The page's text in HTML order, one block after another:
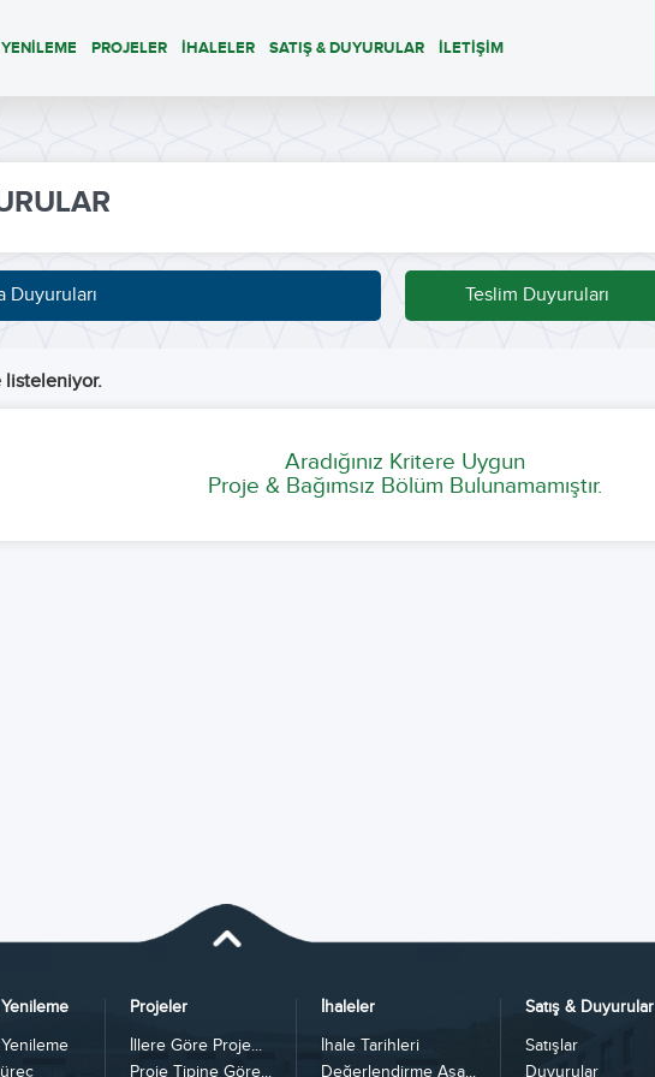
PROJELER İHALELER SATIŞ & DUYURULAR İLETİŞİM
Duyuruları Teslim Duyuruları
listeleniyor.
Aradığınız Kritere Uygun
Proje & Bağımsız Bölüm Bulunamamıştır.
Projeler
İllere Göre Proje...
Proje Tipine Göre...
İhaleler
İhale Tarihleri
Değerlendirme Aşa...
Satış & Duyurular
Satışlar
Duyurular